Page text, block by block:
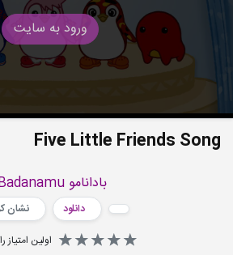
ورود به سایت
Five Little Friends Song
بادانامو Badanamu
دانلود
نشان
اولین امتیاز